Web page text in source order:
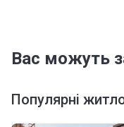
Вас можуть
Популярні